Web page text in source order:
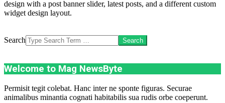
design with a post banner slider, latest posts, and a different custom
widget design layout.
Search
Welcome to Mag NewsByte
Permisit tegit colebat. Hanc inter ne sponte figuras. Securae
animalibus minantia cognati habitabilis sua rudis orbe coeperunt.